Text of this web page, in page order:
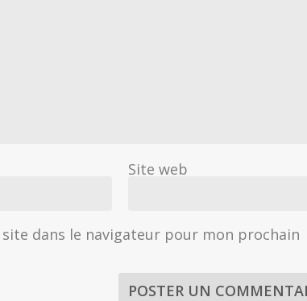
Site web
dans le navigateur pour mon prochain